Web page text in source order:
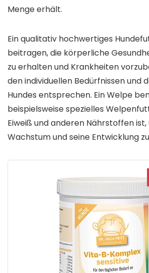
Menge erhält.
Ein qualitativ hochwertiges
beitragen, die körperliche
zu erhalten und Krankheiten
den individuellen Bedürfnissen und
Hundes entsprechen. Ein Welpe
beispielsweise spezielles
Eiweiß und anderen Nährstoffen ist,
Wachstum und seine Entwicklung